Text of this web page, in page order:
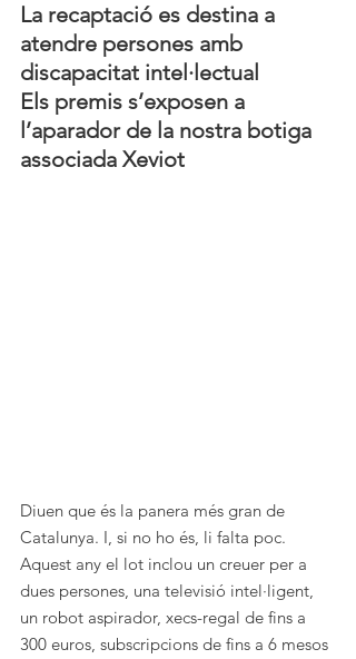
La recaptació es destina a
atendre persones amb
discapacitat intel·lectual
Els premis s’exposen a
l’aparador de la nostra botiga
associada Xeviot
Diuen que és la panera més gran de
Catalunya. I, si no ho és, li falta poc.
Aquest any el lot inclou un creuer per a
dues persones, una televisió intel·ligent,
un robot aspirador, xecs-regal de fins a
300 euros, subscripcions de fins a 6 mesos